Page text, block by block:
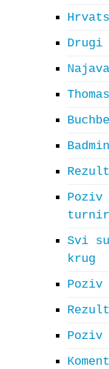
Drugi
Svi
krug
Poziv